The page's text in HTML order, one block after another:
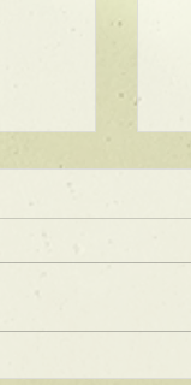
ボ
を提供
ださ